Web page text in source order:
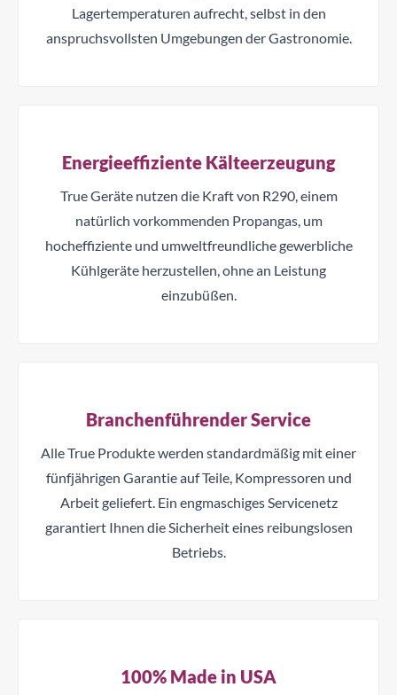
Lagertemperaturen aufrecht, selbst in den
anspruchsvollsten Umgebungen der Gastronomie.
Energieeffiziente Kälteerzeugung
True Geräte nutzen die Kraft von R290, einem
natürlich vorkommenden Propangas, um
hocheffiziente und umweltfreundliche gewerbliche
Kühlgeräte herzustellen, ohne an Leistung
einzubüßen.
Branchenführender Service
Alle True Produkte werden standardmäßig mit einer
fünfjährigen Garantie auf Teile, Kompressoren und
Arbeit geliefert. Ein engmaschiges Servicenetz
garantiert Ihnen die Sicherheit eines reibungslosen
Betriebs.
100% Made in USA